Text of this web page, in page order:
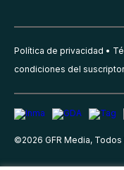
Política de privacidad
condiciones del suscriptor
©2026 GFR Media,